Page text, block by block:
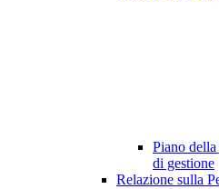
Piano
di gestione
Relazione sulla